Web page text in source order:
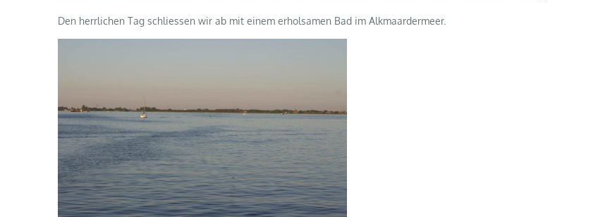
Den herrlichen Tag schliessen wir ab mit einem erholsamen Bad im Alkmaardermeer.